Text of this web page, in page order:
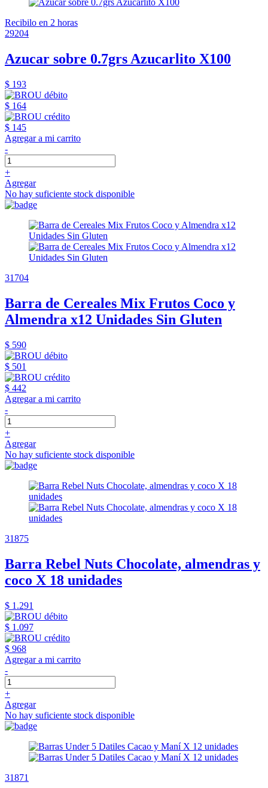
Recibilo en 2 horas
29204
Azucar sobre 0.7grs Azucarlito X100
$ 193
$ 164
$ 145
Agregar a mi carrito
-
+
Agregar
No hay suficiente stock disponible
31704
Barra de Cereales Mix Frutos Coco y
Almendra x12 Unidades Sin Gluten
$ 590
$ 501
$ 442
Agregar a mi carrito
-
+
Agregar
No hay suficiente stock disponible
31875
Barra Rebel Nuts Chocolate, almendras y
coco X 18 unidades
$ 1.291
$ 1.097
$ 968
Agregar a mi carrito
-
+
Agregar
No hay suficiente stock disponible
31871